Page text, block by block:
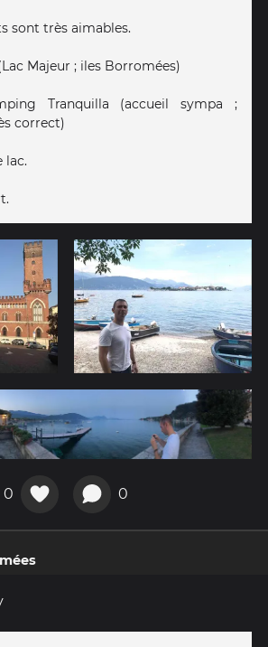
sont très aimables.
Majeur ; iles Borromées)
Tranquilla (accueil sympa ;
correct)
lac.
0 0